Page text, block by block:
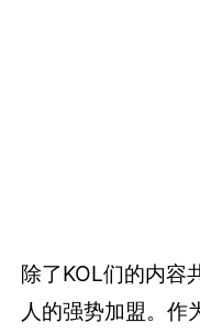
除了KOL们的内容
人的强势加盟。作